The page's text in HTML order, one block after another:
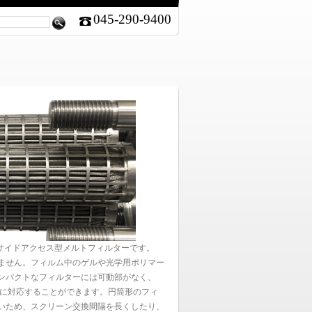
045-290-9400
ドアクセス型メルトフィルターです。
ん。フィルム中のゲルや光学用ポリマー
クトなフィルターには可動部がなく、
対応することができます。円筒形のフィ
め、スクリーン交換間隔を長くしたり、